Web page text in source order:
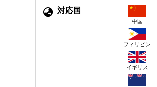
対応国
中国
フィリピン
イギリス